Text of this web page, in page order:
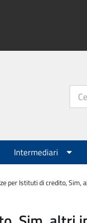
sito:
Intermediari
per Istituti di credito,